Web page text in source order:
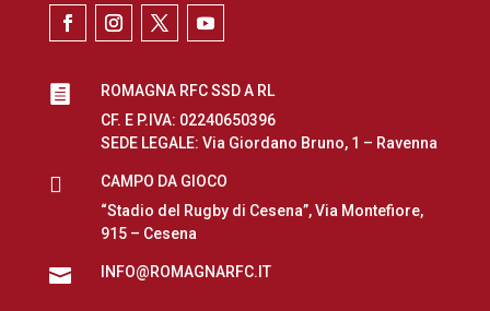

ROMAGNA RFC SSD A RL
CF. E P.IVA: 02240650396
SEDE LEGALE: Via Giordano Bruno, 1 – Ravenna

CAMPO DA GIOCO
“Stadio del Rugby di Cesena”, Via Montefiore,
915 – Cesena
 INFO@ROMAGNARFC.IT